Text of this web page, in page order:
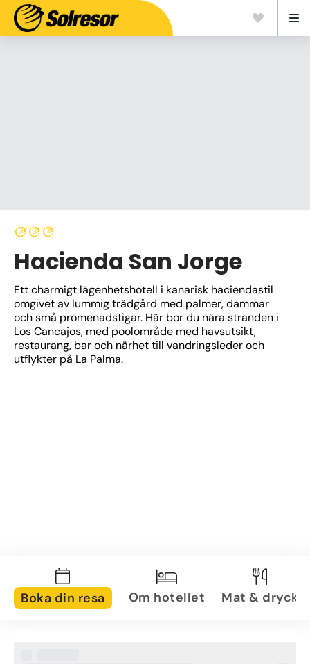
Hacienda San Jorge
Ett charmigt lägenhetshotell i kanarisk haciendastil
omgivet av lummig trädgård med palmer, dammar
och små promenadstigar. Här bor du nära stranden i
Los Cancajos, med poolområde med havsutsikt,
restaurang, bar och närhet till vandringsleder och
utflykter på La Palma.
Boka din resa Om hotellet Mat & dryck